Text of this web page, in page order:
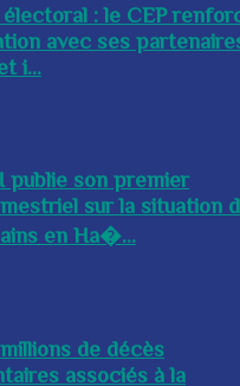
: le CEP
avec ses
i...
publie son premier
sur la situation
en Ha�...
de décès
associés à la